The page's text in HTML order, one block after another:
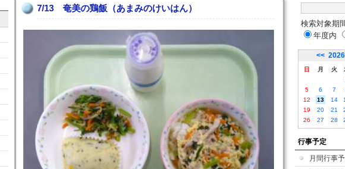
7/13 奄美の鶏飯（あまみのけいはん）
検索対象期
年度内
<<
日 月 火
5
6 7
12
13 14
19
20 21
26
27 28
行事予定
月間行事